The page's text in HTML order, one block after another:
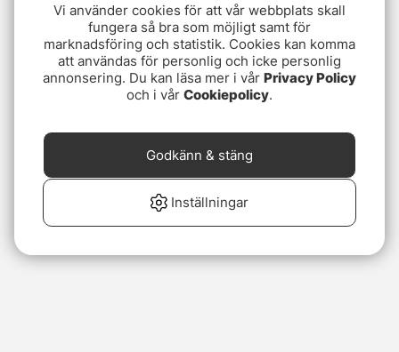
Vi använder cookies för att vår webbplats skall
fungera så bra som möjligt samt för
marknadsföring och statistik. Cookies kan komma
att användas för personlig och icke personlig
annonsering. Du kan läsa mer i vår Privacy Policy
och i vår Cookiepolicy.
Inställningar
Godkänn & stäng